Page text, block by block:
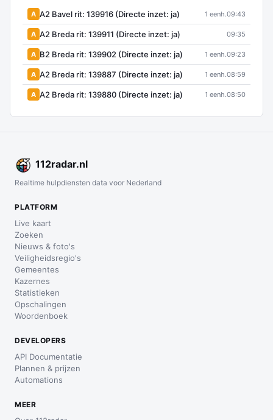
A A2 Bavel rit: 139916 (Directe inzet: ja) 1 eenh.09:43
A A2 Breda rit: 139911 (Directe inzet: ja) 09:35
A B2 Breda rit: 139902 (Directe inzet: ja) 1 eenh.09:23
A A2 Breda rit: 139887 (Directe inzet: ja) 1 eenh.08:59
A A2 Breda rit: 139880 (Directe inzet: ja) 1 eenh.08:50
112radar.nl
Realtime hulpdiensten data voor Nederland
PLATFORM
Live kaart
Zoeken
Nieuws & foto's
Veiligheidsregio's
Gemeentes
Kazernes
Statistieken
Opschalingen
Woordenboek
DEVELOPERS
API Documentatie
Plannen & prijzen
Automations
MEER